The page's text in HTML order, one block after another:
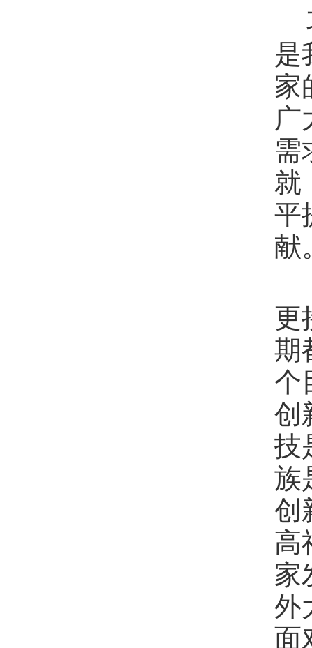
是
家
广
需
就
平
献
更
期
个
创
技
族
创
高
家
外
面